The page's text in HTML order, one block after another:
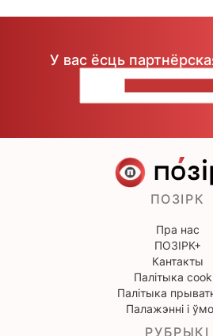
У вас ёсць
ПОЗІРК
Пра нас
ПОЗІРК+
Кантакты
Палітыка
Палітыка
Палажэнні і
РУБРЫКІ